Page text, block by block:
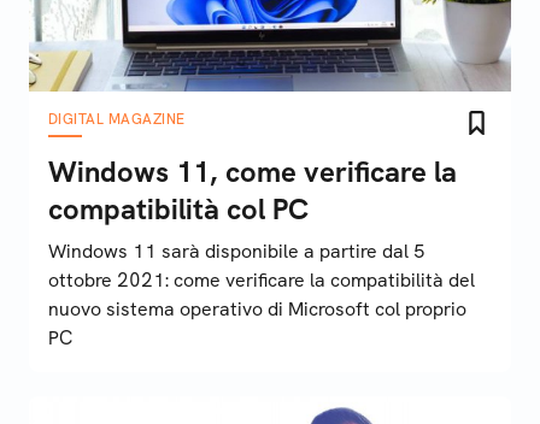
DIGITAL MAGAZINE
Windows 11, come verificare la
compatibilità col PC
Windows 11 sarà disponibile a partire dal 5
ottobre 2021: come verificare la compatibilità del
nuovo sistema operativo di Microsoft col proprio
PC